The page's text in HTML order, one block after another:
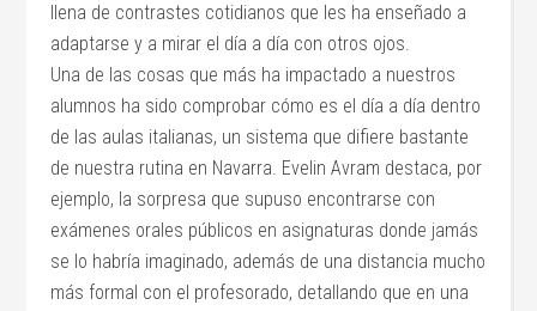
llena de contrastes cotidianos que les ha enseñado a
adaptarse y a mirar el día a día con otros ojos.
Una de las cosas que más ha impactado a nuestros
alumnos ha sido comprobar cómo es el día a día dentro
de las aulas italianas, un sistema que difiere bastante
de nuestra rutina en Navarra. Evelin Avram destaca, por
ejemplo, la sorpresa que supuso encontrarse con
exámenes orales públicos en asignaturas donde jamás
se lo habría imaginado, además de una distancia mucho
más formal con el profesorado, detallando que en una